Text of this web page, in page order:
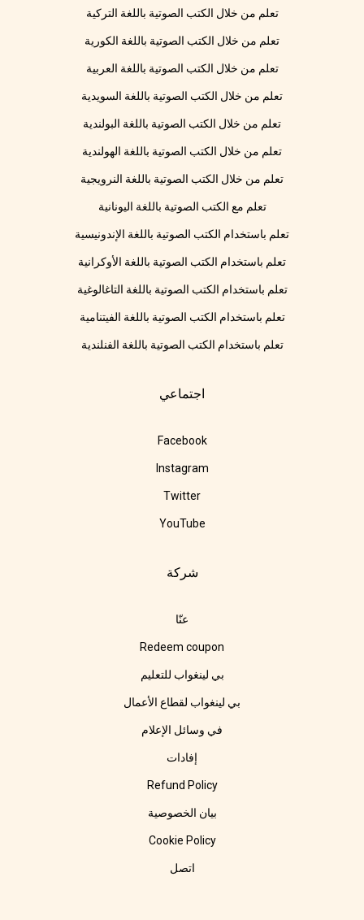
تعلم من خلال الكتب الصوتية باللغة التركية
تعلم من خلال الكتب الصوتية باللغة الكورية
تعلم من خلال الكتب الصوتية باللغة العربية
تعلم من خلال الكتب الصوتية باللغة السويدية
تعلم من خلال الكتب الصوتية باللغة البولندية
تعلم من خلال الكتب الصوتية باللغة الهولندية
تعلم من خلال الكتب الصوتية باللغة النرويجية
تعلم مع الكتب الصوتية باللغة اليونانية
تعلم باستخدام الكتب الصوتية باللغة الإندونيسية
تعلم باستخدام الكتب الصوتية باللغة الأوكرانية
تعلم باستخدام الكتب الصوتية باللغة التاغالوغية
تعلم باستخدام الكتب الصوتية باللغة الفيتنامية
تعلم باستخدام الكتب الصوتية باللغة الفنلندية
اجتماعي
Facebook
Instagram
Twitter
YouTube
شركة
عنّا
Redeem coupon
بي لينغواب للتعليم
بي لينغواب لقطاع الأعمال
في وسائل الإعلام
إفادات
Refund Policy
بيان الخصوصية
Cookie Policy
اتصل